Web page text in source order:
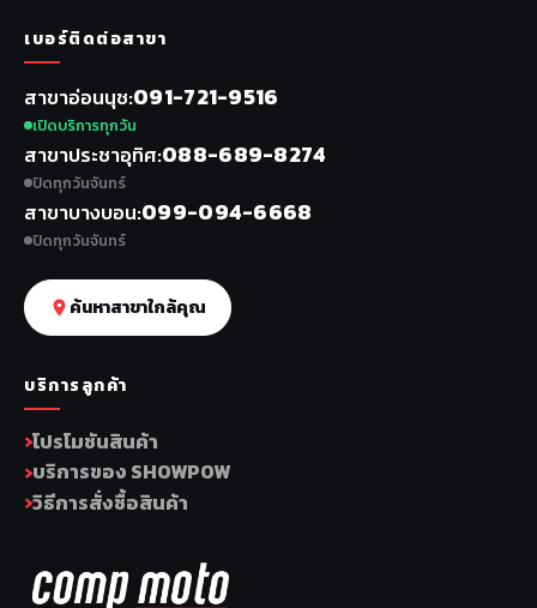
เบอร์ติดต่อสาขา
สาขาอ่อนนุช 091-721-9516
เปิดบริการทุกวัน
สาขาประชาอุทิศ 088-689-8274
ปิดทุกวันจันทร์
สาขาบางบอน 099-094-6668
ปิดทุกวันจันทร์
ค้นหาสาขาใกล้คุณ
บริการลูกค้า
โปรโมชันสินค้า
บริการของ SHOWPOW
วิธีการสั่งซื้อสินค้า